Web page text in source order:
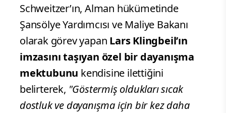
Schweitzer’ın, Alman hükümetinde
Şansölye Yardımcısı ve Maliye Bakanı
olarak görev yapan Lars Klingbeil’ın
imzasını taşıyan özel bir dayanışma
mektubunu kendisine ilettiğini
belirterek, "Göstermiş oldukları sıcak
dostluk ve dayanışma için bir kez daha